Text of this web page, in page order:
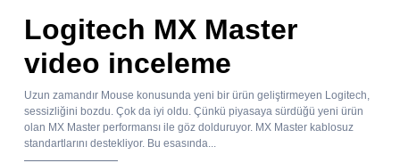
Logitech MX Master
video inceleme
Uzun zamandır Mouse konusunda yeni bir ürün geliştirmeyen Logitech,
sessizliğini bozdu. Çok da iyi oldu. Çünkü piyasaya sürdüğü yeni ürün
olan MX Master performansı ile göz dolduruyor. MX Master kablosuz
standartlarını destekliyor. Bu esasında...